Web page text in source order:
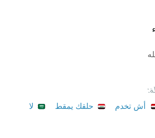
أش تخدم حلقك يمقط
لا